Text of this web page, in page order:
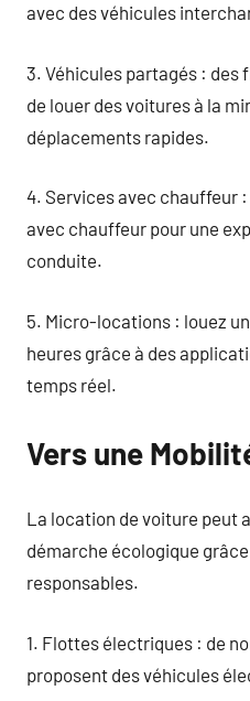
avec des véhicules
3. Véhicules partagés :
de louer des voitures à la
déplacements rapides.
4. Services avec chauffeur
avec chauffeur pour une
conduite.
5. Micro-locations : louez
heures grâce à des
temps réel.
Vers une
La location de voiture peut
démarche écologique
responsables.
1. Flottes électriques : de
proposent des véhicules